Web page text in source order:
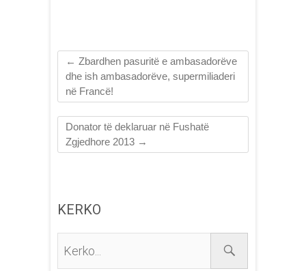
← Zbardhen pasuritë e ambasadorëve
dhe ish ambasadorëve, supermiliaderi
në Francë!
Donator të deklaruar në Fushatë
Zgjedhore 2013 →
KERKO